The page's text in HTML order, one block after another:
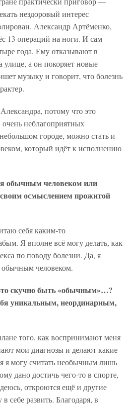
нездоровый интерес
Александр Артёменко,
13 операций на ноги. И сам
года. Ему отказывают в
улице, а он покоряет новые
музыку и говорит, что болезнь
потому что это
неблагоприятных
городе, можно стать и
который идёт к исполнению
обычным человеком или
осмыслением прожитой
себя каким-то
Я вполне всё могу делать, как
по поводу болезни. Да, я
человеком.
скучно быть «обычным»…?
уникальным, неординарным,
того, как воспринимают меня
мои диагнозы и делают какие-
я могу считать необычным лишь
дано достичь чего-то в спорте,
откроются ещё и другие
себе развить. Благодаря, в